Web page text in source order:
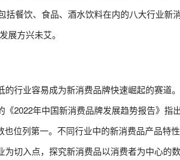
括餐饮、食品、酒水饮料在内的八大行业新
展方兴未艾。
行业容易成为新消费品牌快速崛起的赛道。
2022年中国新消费品牌发展趋势报告》指
位列第一。不同行业中的新消费品产品特
切入点，探究新消费品以消费者为中心的